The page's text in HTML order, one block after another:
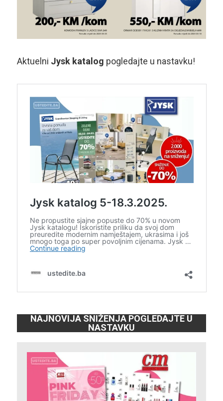
Aktuelni Jysk katalog pogledajte u nastavku!
NAJNOVIJA SNIŽENJA POGLEDAJTE U
NASTAVKU